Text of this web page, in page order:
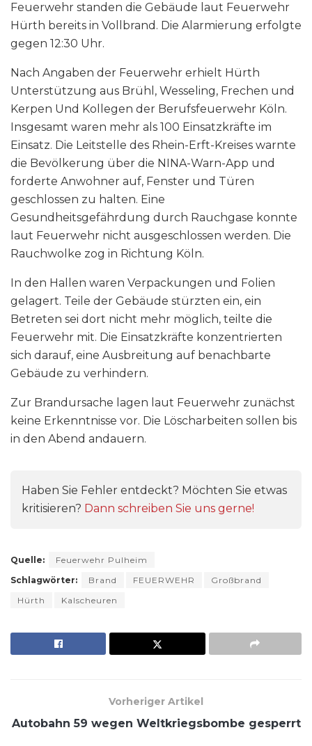
Feuerwehr standen die Gebäude laut Feuerwehr
Hürth bereits in Vollbrand. Die Alarmierung erfolgte
gegen 12:30 Uhr.
Nach Angaben der Feuerwehr erhielt Hürth
Unterstützung aus Brühl, Wesseling, Frechen und
Kerpen Und Kollegen der Berufsfeuerwehr Köln.
Insgesamt waren mehr als 100 Einsatzkräfte im
Einsatz. Die Leitstelle des Rhein-Erft-Kreises warnte
die Bevölkerung über die NINA-Warn-App und
forderte Anwohner auf, Fenster und Türen
geschlossen zu halten. Eine
Gesundheitsgefährdung durch Rauchgase konnte
laut Feuerwehr nicht ausgeschlossen werden. Die
Rauchwolke zog in Richtung Köln.
In den Hallen waren Verpackungen und Folien
gelagert. Teile der Gebäude stürzten ein, ein
Betreten sei dort nicht mehr möglich, teilte die
Feuerwehr mit. Die Einsatzkräfte konzentrierten
sich darauf, eine Ausbreitung auf benachbarte
Gebäude zu verhindern.
Zur Brandursache lagen laut Feuerwehr zunächst
keine Erkenntnisse vor. Die Löscharbeiten sollen bis
in den Abend andauern.
Haben Sie Fehler entdeckt? Möchten Sie etwas
kritisieren? Dann schreiben Sie uns gerne!
Quelle:
Feuerwehr Pulheim
Schlagwörter:
Brand FEUERWEHR
Großbrand
Hürth
Kalscheuren
Vorheriger Artikel
Autobahn 59 wegen Weltkriegsbombe gesperrt